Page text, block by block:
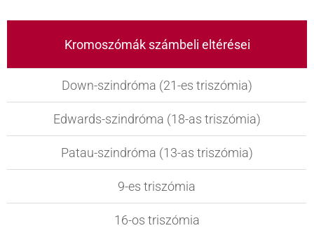
Kromoszómák számbeli eltérései
Down-szindróma (21-es triszómia)
Edwards-szindróma (18-as triszómia)
Patau-szindróma (13-as triszómia)
9-es triszómia
16-os triszómia